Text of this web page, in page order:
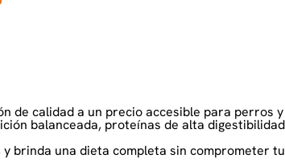
de calidad a un precio accesible para perros
balanceada, proteínas de alta
y brinda una dieta completa sin comprometer